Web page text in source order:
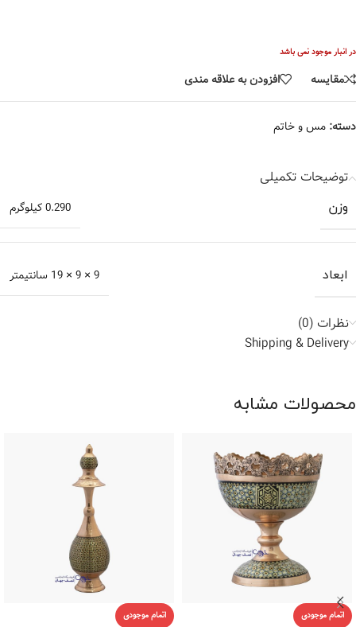
در انبار موجود نمی باشد
مقایسه افزودن به علاقه مندی
دسته: مس و خاتم
توضیحات تکمیلی
وزن 0.290 کیلوگرم
ابعاد 9 × 9 × 19 سانتیمتر
نظرات (0)
Shipping & Delivery
محصولات مشابه
اتمام موجودی اتمام موجودی